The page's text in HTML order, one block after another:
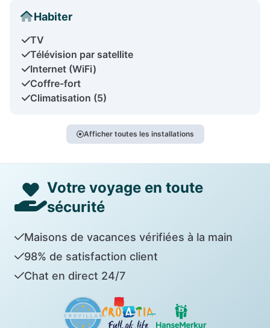
Habiter
TV
Télévision par satellite
Internet (WiFi)
Coffre-fort
Climatisation (5)
Afficher toutes les installations
Votre voyage en toute
sécurité
Maisons de vacances vérifiées à la main
98% de satisfaction client
Chat en direct 24/7